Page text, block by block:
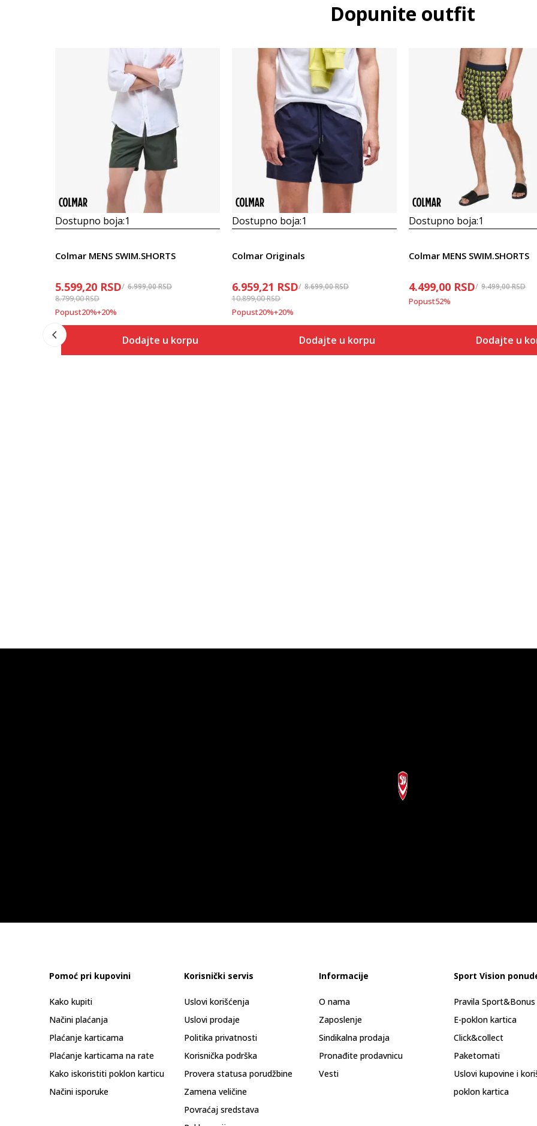
Dopunite outfit
Dostupno boja:1
Colmar MENS SWIM.SHORTS
5.599,20 RSD 6.999,00RSD
8.799,00RSD
Popust20%+20%
Dodajte u korpu
Dostupno boja:1
Colmar Originals
6.959,21 RSD 8.699,00RSD
10.899,00RSD
Popust20%+20%
Dodajte u korpu
Dostupno boja:1
Colmar MENS SWIM.SHORTS
4.499,00 RSD 9.499,00RSD
Popust52%
Dodajte u
Pomoć pri kupovini
Kako kupiti
Načini plaćanja
Plaćanje karticama
Plaćanje karticama na rate
Kako iskoristiti poklon karticu
Načini isporuke
Korisnički servis
Uslovi korišćenja
Uslovi prodaje
Politika privatnosti
Korisnička podrška
Provera statusa porudžbine
Zamena veličine
Povraćaj sredstava
Informacije
O nama
Zaposlenje
Sindikalna prodaja
Pronađite prodavnicu
Vesti
Sport Vision
Pravila
E-poklon kartica
Click&collect
Paketomati
Uslovi kupovine i
poklon kartica